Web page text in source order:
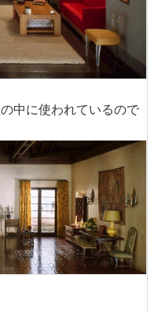
中に使われているので